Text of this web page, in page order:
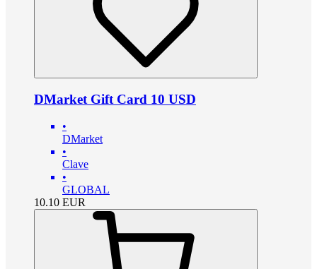
DMarket Gift Card 10 USD
•
DMarket
•
Clave
•
GLOBAL
10.10 EUR